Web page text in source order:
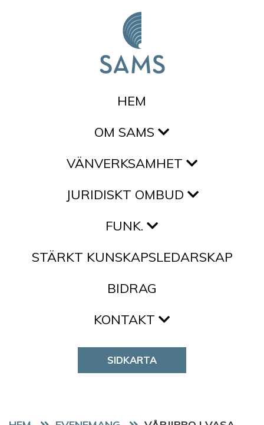
HEM
OM SAMS
VÄNVERKSAMHET
JURIDISKT OMBUD
FUNK.
STÄRKT KUNSKAPSLEDARSKAP
BIDRAG
KONTAKT
SIDKARTA